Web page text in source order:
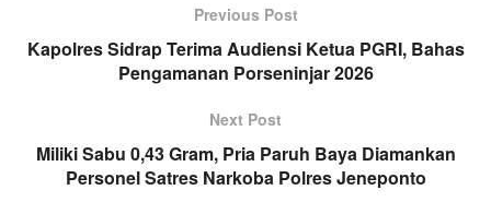
Previous Post
Kapolres Sidrap Terima Audiensi Ketua PGRI, Bahas
Pengamanan Porseninjar 2026
Next Post
Miliki Sabu 0,43 Gram, Pria Paruh Baya Diamankan
Personel Satres Narkoba Polres Jeneponto